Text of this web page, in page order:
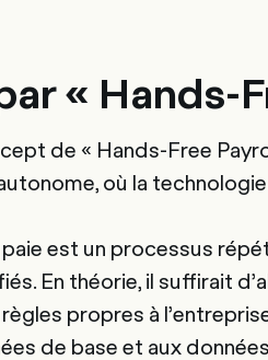
« Hands-
de « Hands-Free
où la
paie est un processus
En théorie, il suffirait
propres à
de base et aux